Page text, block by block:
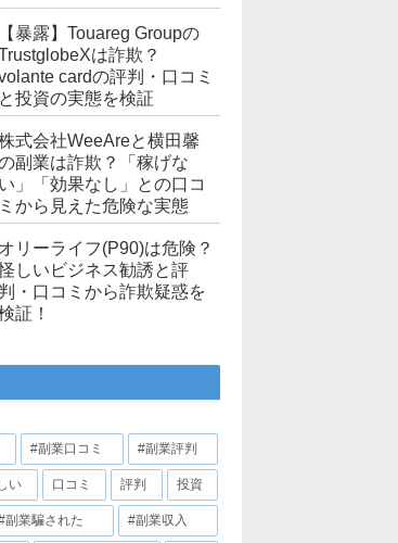
【暴露】Touareg Groupの
は詐欺？
cardの評判・口コミ
と投資の実態を検証
式会社WeeAreと横田馨
副業は詐欺？「稼げな
い」「効果なし」との口コ
ミから見えた危険な実態
オリーライフ(P90)は危険？
しいビジネス勧誘と評
判・口コミから詐欺疑惑を
証！
#副業口コミ #副業評判
い 口コミ 評判 投資
副業騙された #副業収入